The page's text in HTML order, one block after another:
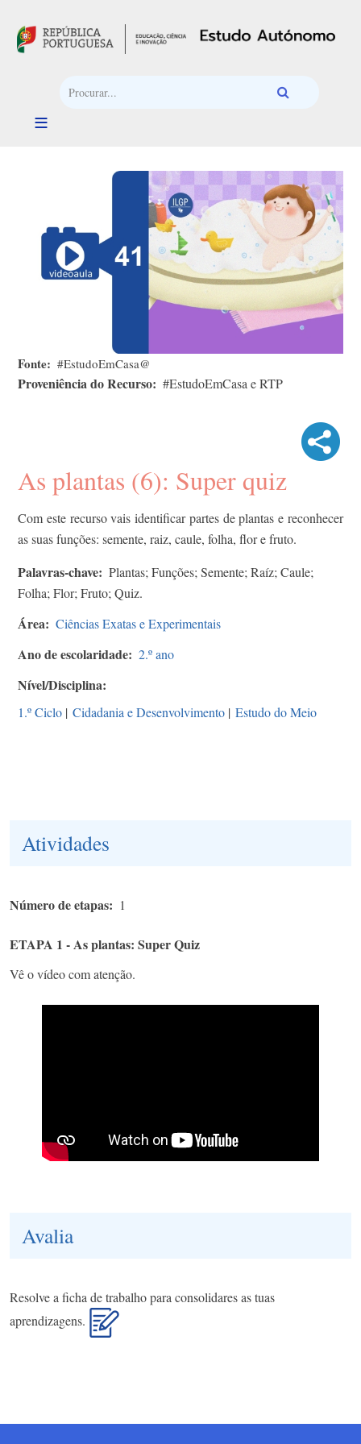
Fonte #EstudoEmCasa@
Proveniência do Recurso #EstudoEmCasa e RTP
As plantas (6): Super quiz
Com este recurso vais identificar partes de plantas e reconhecer
as suas funções: semente, raiz, caule, folha, flor e fruto.
Palavras-chave
Plantas; Funções; Semente; Raíz; Caule;
Folha; Flor; Fruto; Quiz.
Área Ciências Exatas e Experimentais
Ano de escolaridade 2.º ano
Nível/Disciplina
1.º Ciclo | Cidadania e Desenvolvimento | Estudo do Meio
Atividades
Número de etapas 1
ETAPA 1 - As plantas: Super Quiz
Vê o vídeo com atenção.
Avalia
Resolve a ficha de trabalho para consolidares as tuas
aprendizagens.